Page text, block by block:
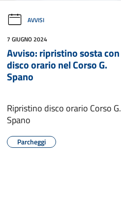
AVVISI
7 GIUGNO 2024
Avviso: ripristino sosta con
disco orario nel Corso G.
Spano
Ripristino disco orario Corso G.
Spano
Parcheggi